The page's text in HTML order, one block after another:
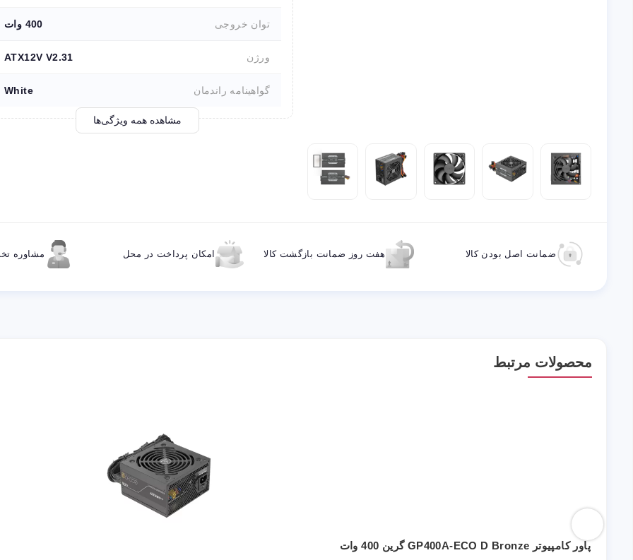
توان خروجی 400 وات
ورژن ATX12V V2.31
گواهینامه راندمان White
مشاهده همه ویژگی‌ها
ضمانت اصل بودن کالا هفت روز ضمانت بازگشت کالا امکان پرداخت در محل مشاوره
محصولات مرتبط
پاور کامپیوتر GP400A-ECO D Bronze گرین 400 وات